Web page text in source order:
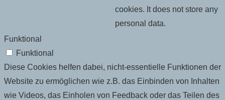
cookies. It does not store any
personal data.
Funktional
Funktional
Diese Cookies helfen dabei, nicht-essentielle Funktionen der
Website zu ermöglichen wie z.B. das Einbinden von Inhalten
wie Videos, das Einholen von Feedback oder das Teilen des